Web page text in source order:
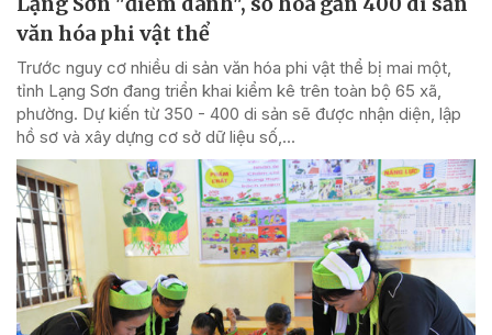
văn hóa phi vật thể
Trước nguy cơ nhiều di sản văn hóa phi vật thể bị mai một,
tỉnh Lạng Sơn đang triển khai kiểm kê trên toàn bộ 65 xã,
phường. Dự kiến từ 350 - 400 di sản sẽ được nhận diện, lập
hồ sơ và xây dựng cơ sở dữ liệu số,...